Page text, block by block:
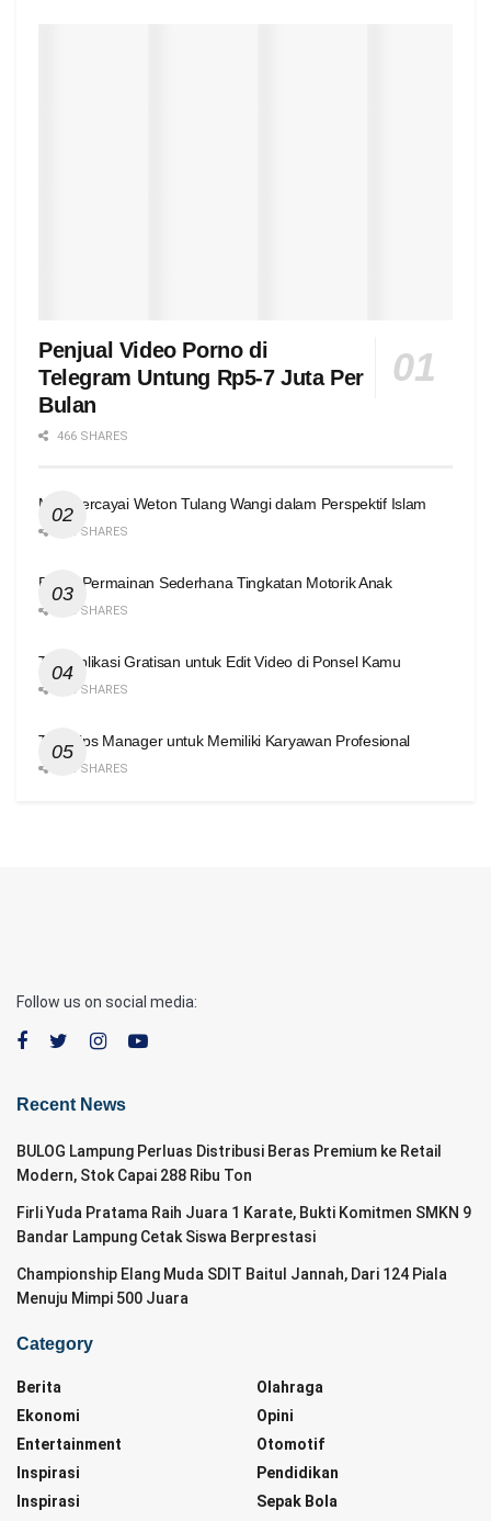
Penjual Video Porno di
Telegram Untung Rp5-7 Juta Per
Bulan
466 SHARES
Mempercayai Weton Tulang Wangi dalam Perspektif Islam
424 SHARES
Enam Permainan Sederhana Tingkatan Motorik Anak
420 SHARES
Tiga Aplikasi Gratisan untuk Edit Video di Ponsel Kamu
416 SHARES
Tiga Tips Manager untuk Memiliki Karyawan Profesional
414 SHARES
Follow us on social media:
Recent News
BULOG Lampung Perluas Distribusi Beras Premium ke Retail
Modern, Stok Capai 288 Ribu Ton
Firli Yuda Pratama Raih Juara 1 Karate, Bukti Komitmen SMKN 9
Bandar Lampung Cetak Siswa Berprestasi
Championship Elang Muda SDIT Baitul Jannah, Dari 124 Piala
Menuju Mimpi 500 Juara
Category
Berita
Ekonomi
Entertainment
Inspirasi
Inspirasi
Olahraga
Opini
Otomotif
Pendidikan
Sepak Bola